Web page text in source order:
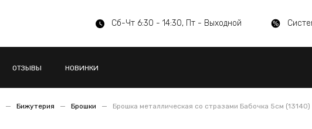
Сб-Чт 6:30 - 14:30, Пт - Выходной
ОТЗЫВЫ НОВИНКИ
Бижутерия Брошки Брошка металлическая со стразами Бабочка 5см (13140)